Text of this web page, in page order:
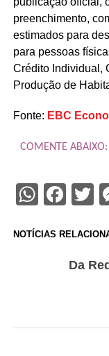
preenchimento,
estimados para
para pessoas
Crédito Individual,
Produção de
Fonte: EBC
COMENTE ABAIXO:
NOTÍCIAS
Da